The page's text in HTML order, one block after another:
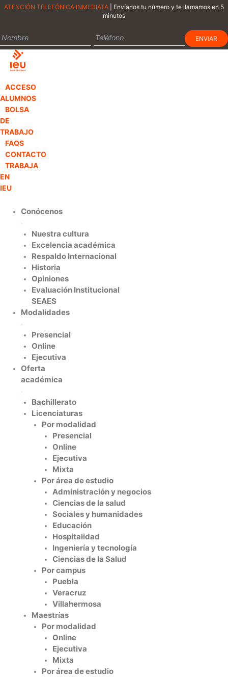
ATENCIÓN TELEFÓNICA INMEDIATA | Envíanos tu número y te llamamos en 5
minutos
ACCESO
ALUMNOS
BOLSA
DE
TRABAJO
FAQS
CONTACTO
TRABAJA
EN
IEU
Conócenos
Nuestra cultura
Excelencia académica
Respaldo Internacional
Historia
Opiniones
Evaluación Institucional
SEAES
Modalidades
Presencial
Online
Ejecutiva
Oferta
académica
Bachillerato
Licenciaturas
Por modalidad
Presencial
Online
Ejecutiva
Mixta
Por área de estudio
Administración y negocios
Ciencias de la salud
Sociales y humanidades
Educación
Hospitalidad
Ingeniería y tecnología
Ciencias de la Salud
Por campus
Puebla
Veracruz
Villahermosa
Maestrías
Por modalidad
Online
Ejecutiva
Mixta
Por área de estudio